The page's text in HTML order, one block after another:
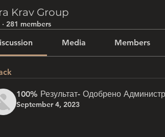
Krav Group
· 281 members
Media Members
100% Результат- Одобрено
September 4, 2023